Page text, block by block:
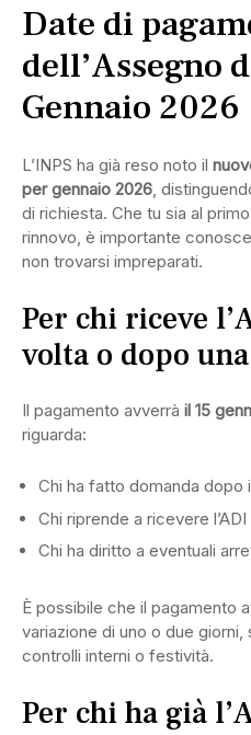
Date di
dell’Assegno
Gennaio 2026
L’INPS ha già reso noto il
per gennaio 2026,
di richiesta. Che tu sia al
rinnovo, è importante
non trovarsi impreparati.
Per chi riceve
volta o dopo
Il pagamento avverrà il 15
riguarda:
Chi ha fatto domanda dopo
Chi riprende a ricevere
Chi ha diritto a eventuali
È possibile che il pagamento
variazione di uno o due
controlli interni o festività.
Per chi ha già